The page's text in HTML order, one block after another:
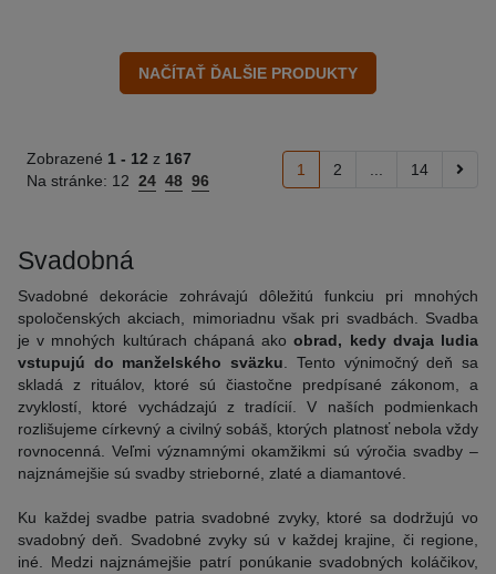
Zobrazené 1 - 12 z 167
Na stránke: 12 24 48 96
1 2 14
Svadobná
Svadobné dekorácie zohrávajú dôležitú funkciu pri mnohých
spoločenských akciach, mimoriadnu však pri svadbách. Svadba
je v mnohých kultúrach chápaná akoobrad, kedy dvaja ludia
vstupujú do manželského sväzku . Tento výnimočný deň sa
skladá z rituálov, ktoré sú čiastočne predpísané zákonom, a
zvyklostí, ktoré vychádzajú z tradícií. V naších podmienkach
rozlišujeme církevný a civilný sobáš, ktorých platnosť nebola vždy
rovnocenná. Veľmi významnými okamžikmi sú výročia svadby –
najznámejšie sú svadby strieborné, zlaté a diamantové.
Ku každej svadbe patria svadobné zvyky, ktoré sa dodržujú vo
svadobný deň. Svadobné zvyky sú v každej krajine, či regione,
iné. Medzi najznámejšie patrí ponúkanie svadobných koláčikov,